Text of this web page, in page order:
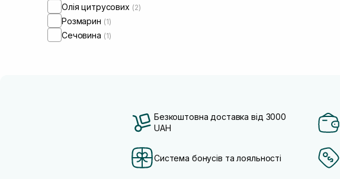
Олія цитрусових (2)
Розмарин (1)
Сечовина (1)
Безкоштовна доставка від 3000
UAH
Система бонусів та лояльності